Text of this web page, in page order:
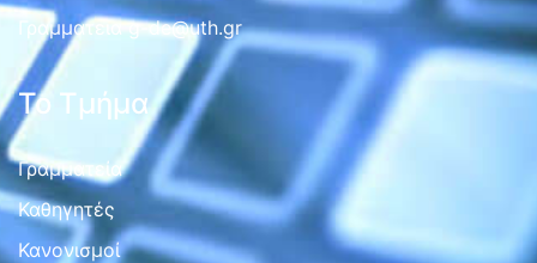
Γραμματεια g-de@uth.gr
Το Τμήμα
Γραμματεία
Καθηγητές
Κανονισμοί